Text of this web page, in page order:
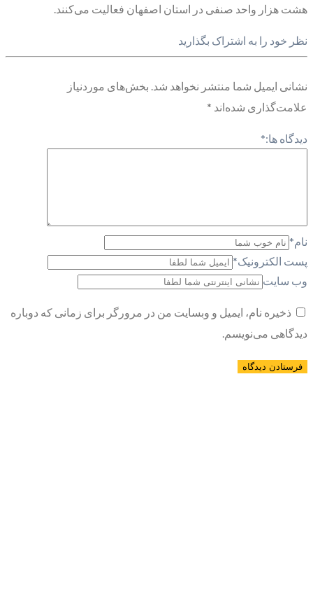
هشت هزار واحد صنفی در استان اصفهان فعالیت می‌کنند.
نظر خود را به اشتراک بگذارید
نشانی ایمیل شما منتشر نخواهد شد. بخش‌های موردنیاز
علامت‌گذاری شده‌اند *
دیدگاه ها:*
نام*
پست الکترونیک*
وب سایت
ذخیره نام، ایمیل و وبسایت من در مرورگر برای زمانی که دوباره
دیدگاهی می‌نویسم.